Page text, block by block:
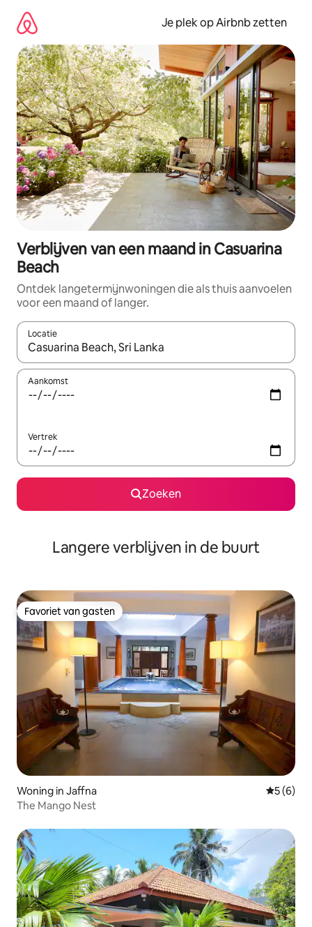
direct
naar
inhoud
Je plek op Airbnb zetten
Verblijven van een maand in Casuarina
Beach
Ontdek langetermijnwoningen die als thuis aanvoelen
voor een maand of langer.
Locatie
Wanneer er resultaten beschikbaar zijn, maak je een keuze
Aankomst
Vertrek
Zoeken
Langere verblijven in de buurt
Favoriet van gasten
Favoriet van gasten
Woning in Jaffna
5 (6)
The Mango Nest